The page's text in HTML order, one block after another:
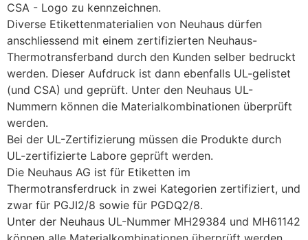
CSA - Logo zu kennzeichnen.
Diverse Etikettenmaterialien von Neuhaus dürfen
anschliessend mit einem zertifizierten Neuhaus-
Thermotransferband durch den Kunden selber bedruckt
werden. Dieser Aufdruck ist dann ebenfalls UL-gelistet
(und CSA) und geprüft. Unter den Neuhaus UL-
Nummern können die Materialkombinationen überprüft
werden.
Bei der UL-Zertifizierung müssen die Produkte durch
UL-zertifizierte Labore geprüft werden.
Die Neuhaus AG ist für Etiketten im
Thermotransferdruck in zwei Kategorien zertifiziert, und
zwar für PGJI2/8 sowie für PGDQ2/8.
Unter der Neuhaus UL-Nummer MH29384 und MH61142